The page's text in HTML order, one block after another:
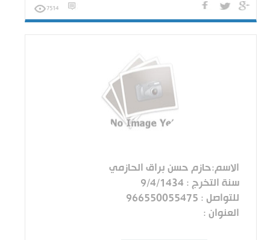
7514
الاسم:حازم حسن براق الحازمي
سنة التخرج : 9/4/1434
للتواصل : 966550055475
العنوان :